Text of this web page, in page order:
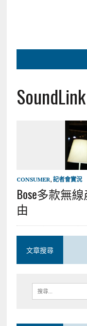
SoundLink
CONSUMER, 記者會實況
Bose多款無
由
文章搜尋